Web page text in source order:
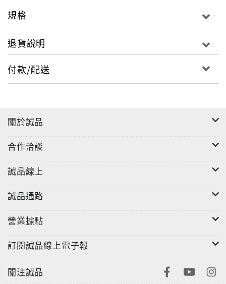
規格
退貨說明
付款/配送
關於誠品
合作洽談
誠品線上
誠品通路
營業據點
訂閱誠品線上電子報
關注誠品